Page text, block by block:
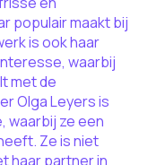
populair maakt bij
is ook haar
waarbij
met de
Olga Leyers is
waarbij ze een
Ze is niet
haar partner in